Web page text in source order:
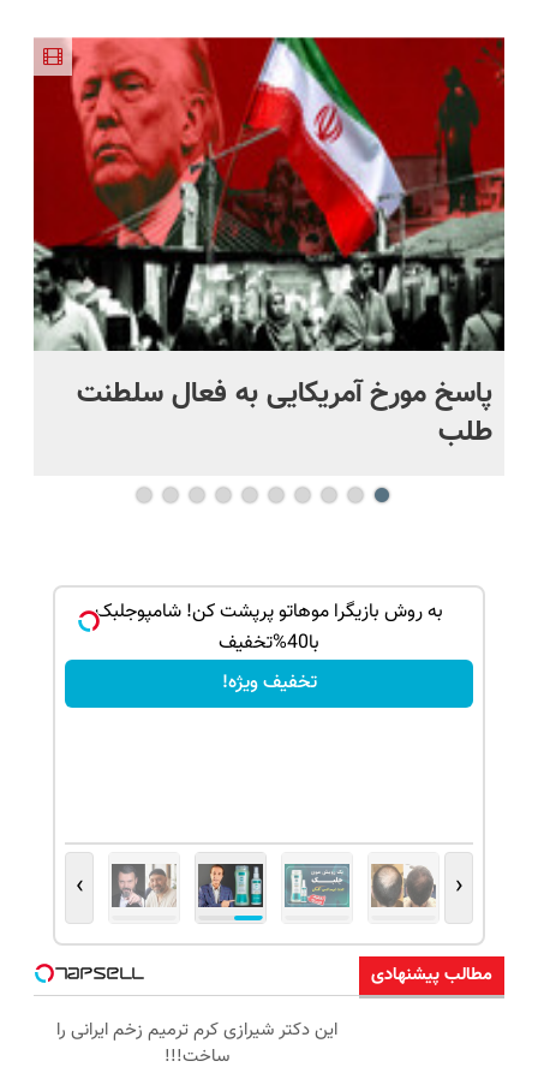
اروپا، سبک
و مقاوم |
پرداخت
قسطی
درب منزل
+ گارانتی
تعویض
طبیعی!
ویزیت
رایگان+پرداخت
اقساطی😍
پاسخ مورخ آمریکایی به فعال سلطنت
طلب
به روش بازیگرا موهاتو پرپشت کن! شامپوجلبک
با40%تخفیف
تخفیف ویژه!
‹
›
مطالب پیشنهادی
این دکتر شیرازی کرم ترمیم زخم ایرانی را
ساخت!!!